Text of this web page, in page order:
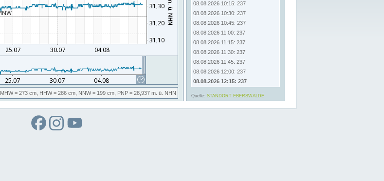
MHW= 273 cm, HHW= 286 cm, NNW= 199 cm, PNP = 28,937 m. ü. NHN
08.08.2026 10:15: 237
08.08.2026 10:30: 237
08.08.2026 10:45: 237
08.08.2026 11:00: 237
08.08.2026 11:15: 237
08.08.2026 11:30: 237
08.08.2026 11:45: 237
08.08.2026 12:00: 237
08.08.2026 12:15: 237
Quelle: STANDORT EBERSWALDE